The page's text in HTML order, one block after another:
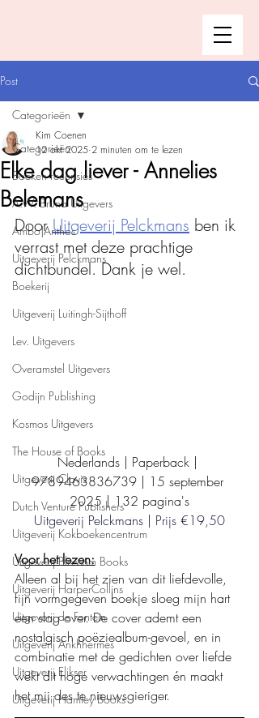
Post
Categorieën
Boeken recensies
A.W. Bruna Uitgevers
Ambo|Anthos
Uitgeverij Pelckmans
Boekerij
Uitgeverij Luitingh-Sijthoff
Lev. Uitgevers
Overamstel Uitgevers
Godijn Publishing
Kosmos Uitgevers
The House of Books
Uitgeverij Clavis
Dutch Venture Publishers
Uitgeverij Kokboekencentrum
Uitgeverij Blossom Books
Uitgeverij HarperCollins
Uitgeverij de Fontein
Uitgeverij Ankhhermes
Uitgeverij Elikser
Uitgeverij Hamley Books
Categorieën
Elke dag liever - Annelies
Belemans
Kim Coenen
12 okt 2025 2 minuten om te lezen
Door Uitgeverij Pelckmans ben ik
verrast met deze prachtige
dichtbundel. Dank je wel.
Nederlands | Paperback |
9789463836739 | 15 september
2025 | 132 pagina's
Uitgeverij Pelckmans | Prijs €19,50
Voor het lezen:
Alleen al bij het zien van dit liefdevolle,
fijn vormgegeven boekje sloeg mijn hart
een slag over. De cover ademt een
nostalgisch poëziealbum-gevoel, en in
combinatie met de gedichten over liefde
wekt dit hoge verwachtingen én maakt
het mij des te nieuwsgieriger.